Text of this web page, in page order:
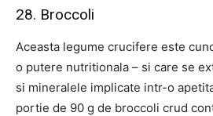
28. Broccoli
Aceasta legume crucifere este
o putere nutritionala – si care se
si mineralele implicate intr-o
portie de 90 g de broccoli crud